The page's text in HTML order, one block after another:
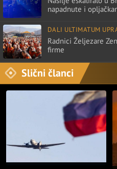
napadnute i
DALI ULTIMATUM
Radnici Željezare
firme
Slični članci